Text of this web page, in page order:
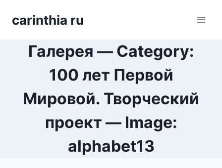
carinthia ru
Галерея — Category:
100 лет Первой
Мировой. Творческий
проект — Image:
alphabet13